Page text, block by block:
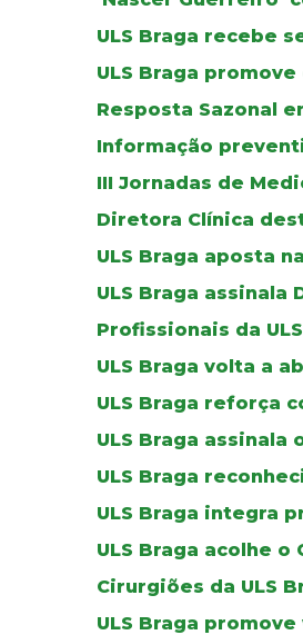
ULS Braga recebe
ULS Braga
Resposta Sazonal
Informação
III Jornadas de
Diretora Clínica
ULS Braga aposta
ULS Braga assinala
Profissionais da
ULS Braga volta a
ULS Braga reforça
ULS Braga assinala
ULS Braga
ULS Braga integra
ULS Braga acolhe
Cirurgiões da ULS
ULS Braga